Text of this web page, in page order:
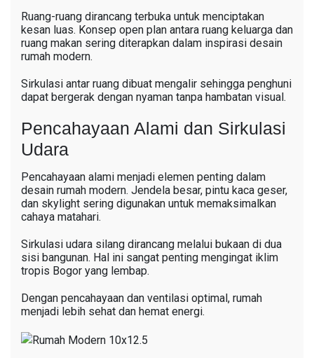
Ruang-ruang dirancang terbuka untuk menciptakan
kesan luas. Konsep open plan antara ruang keluarga dan
ruang makan sering diterapkan dalam inspirasi desain
rumah modern.
Sirkulasi antar ruang dibuat mengalir sehingga penghuni
dapat bergerak dengan nyaman tanpa hambatan visual.
Pencahayaan Alami dan Sirkulasi
Udara
Pencahayaan alami menjadi elemen penting dalam
desain rumah modern. Jendela besar, pintu kaca geser,
dan skylight sering digunakan untuk memaksimalkan
cahaya matahari.
Sirkulasi udara silang dirancang melalui bukaan di dua
sisi bangunan. Hal ini sangat penting mengingat iklim
tropis Bogor yang lembap.
Dengan pencahayaan dan ventilasi optimal, rumah
menjadi lebih sehat dan hemat energi.